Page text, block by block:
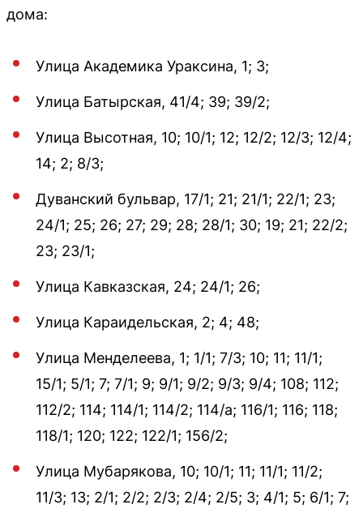
дома:
Улица Академика Ураксина, 1; 3;
Улица Батырская, 41/4; 39; 39/2;
Улица Высотная, 10; 10/1; 12; 12/2; 12/3; 12/4;
14; 2; 8/3;
Дуванский бульвар, 17/1; 21; 21/1; 22/1; 23;
24/1; 25; 26; 27; 29; 28; 28/1; 30; 19; 21; 22/2;
23; 23/1;
Улица Кавказская, 24; 24/1; 26;
Улица Караидельская, 2; 4; 48;
Улица Менделеева, 1; 1/1; 7/3; 10; 11; 11/1;
15/1; 5/1; 7; 7/1; 9; 9/1; 9/2; 9/3; 9/4; 108; 112;
112/2; 114; 114/1; 114/2; 114/а; 116/1; 116; 118;
118/1; 120; 122; 122/1; 156/2;
Улица Мубарякова, 10; 10/1; 11; 11/1; 11/2;
11/3; 13; 2/1; 2/2; 2/3; 2/4; 2/5; 3; 4/1; 5; 6/1; 7;